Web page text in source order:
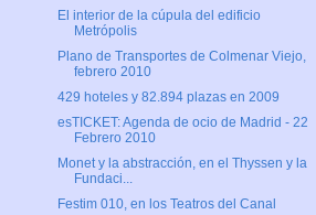
El interior de la cúpula del edificio
Metrópolis
Plano de Transportes de Colmenar Viejo,
febrero 2010
429 hoteles y 82.894 plazas en 2009
esTICKET: Agenda de ocio de Madrid - 22
Febrero 2010
Monet y la abstracción, en el Thyssen y la
Fundaci...
Festim 010, en los Teatros del Canal